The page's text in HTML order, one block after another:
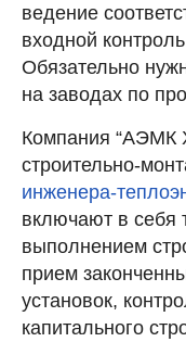
ведение
входной
Обязательно
на заводах по
Компания “АЭМК
строительно-
инженера-
включают в себя
выполнением
прием
установок,
капитального